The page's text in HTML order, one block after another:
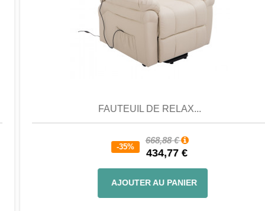
FAUTEUIL DE RELAX...
-35%
668,88 €
434,77 €
AJOUTER AU PANIER